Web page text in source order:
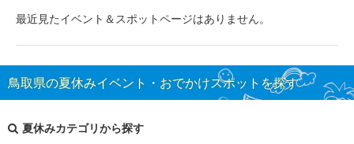
最近見たイベント＆スポットページはありません。
鳥取県の夏休みイベント・おでかけスポットを探す
夏休みカテゴリから探す